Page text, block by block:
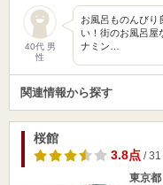
40代 男
性
お風呂ものんびり
い！街のお風呂屋
ナミン…
関連情報から探す
桜館
3.8点/ 31
東京